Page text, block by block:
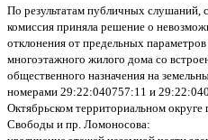
По результатам публичных слушаний,
комиссия приняла решение о
отклонения от предельных
многоэтажного жилого дома со
общественного назначения на
номерами 29:22:040757:11 и
Октябрьском территориальном округе
Свободы и пр. Ломоносова: